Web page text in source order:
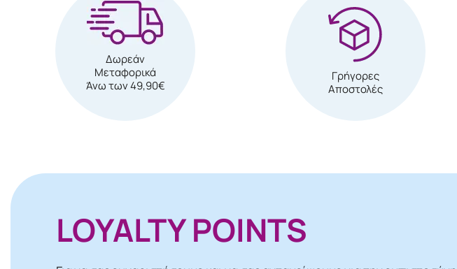
Δωρεάν
Μεταφορικά
Άνω των 49,90€
Γρήγορες
Αποστολές
LOYALTY POINTS